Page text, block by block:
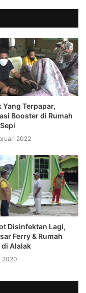
Yang Terpapar,
Booster di Rumah
2022
Disinfektan Lagi,
Ferry & Rumah
di Alalak
2020